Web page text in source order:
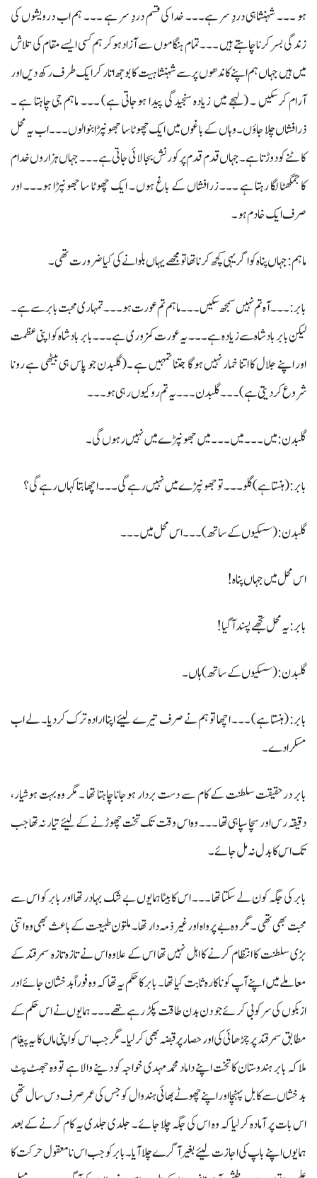
ہو ۔۔۔ شہنشاہی دردِ سر ہے۔۔۔ خدا کی قسم دردِ سر ہے ۔۔۔ ہم اب درویشوں کی
زندگی بسر کرنا چاہتے ہیں ۔۔۔ تمام ہنگاموں سے آزاد ہوکر ہم کسی ایسے مقام کی تلاش
میں ہیں جہاں ہم اپنے کاندھوں پر سے شہنشاہیت کا بوجھ اتار کر ایک طرف رکھ دیں اور
آرام کرسکیں ۔ (لہجے میں زیادہ سنجیدگی پیدا ہوجاتی ہے) ۔۔۔ ماہم جی چاہتا ہے ۔
ذرافشاں چلا جاؤں ۔ وہاں کے باغوں میں ایک چھوٹا سا جھونپڑا بنوالوں۔۔۔ اب یہ محل
کاٹنے کو دوڑتا ہے ۔ جہاں قدم قدم پر کورنش بجا لائی جاتی ہے ۔۔۔ جہاں ہزاروں خدام
کا جمگھٹا لگا رہتا ہے ۔۔۔ زرافشاں کے باغ ہوں ۔ ایک چھوٹا سا جھونپڑا ہو۔۔۔ اور
صرف ایک خادم ہو۔
ماہم: جہاں پناہ کو اگر یہی کچھ کرنا تھا تو مجھے یہاں بلوانے کی کیا ضرورت تھی ۔
بابر: ۔۔۔ آہ تم نہیں سمجھ سکیں ۔۔۔ ماہم تم عورت ہو ۔۔۔ تمہاری محبت بابر سے ہے ۔
لیکن بابر بادشاہ سے زیادہ ہے ۔۔۔ یہ عورت کمزوری ہے ۔۔۔ بابر بادشاہ کو اپنی عظمت
اور اپنے جلال کا اتنا خمار نہیں ہوگا جتنا تمہیں ہے ۔(گلبدن جو پاس ہی بیٹھی ہے رونا
شروع کردیتی ہے) ۔۔۔ گلبدن۔۔۔ یہ تم رو کیوں رہی ہو۔۔۔
گلبدن: میں ۔۔۔ میں ۔۔۔ میں جھونپڑے میں نہیں رہوں گی۔
بابر: (ہنستا ہے) گلو ۔۔۔ تو جھونپڑے میں نہیں رہے گی۔۔۔ اچھا بتا کہاں رہے گی؟
گلبدن: (سسکیوں کے ساتھ ) ۔۔۔ اس محل میں ۔۔۔
اس محل میں جہاں پناہ !
بابر : یہ محل تجھے پسند آگیا !
گلبدن: (سسکیوں کے ساتھ ) ہاں ۔
بابر: (ہنستا ہے) ۔۔۔ اچھا تو ہم نے صرف تیرے لیئے اپنا ارادہ ترک کردیا۔ لے اب
مسکرادے۔
بابر درحقیقت سلطنت کے کام سے دست بردار ہوجانا چاہتا تھا ۔ مگر وہ بہت ہوشیار،
دقیقہ رس اور سچا سپاہی تھا ۔۔۔ وہ اس وقت تک تخت چھوڑنے کے لیئے تیار نہ تھا جب
تک اس کا بدل نہ مل جائے۔
بابر کی جگہ کون لے سکتا تھا ۔۔۔ اس کا بیٹا ہمایوں بے شک بہادر تھا اور بابر کو اس سے
محبت بھی تھی ۔ مگر وہ بے پرواہ اور غیر ذمہ دار تھا۔ ملتون طبیعت کے باعث بھی وہ اتنی
بڑی سلطنت کا انتظام کرنے کا اہل نہیں تھا اس کے علاوہ اس نے تازہ تازہ سمرقند کے
معاملے میں اپنے آپ کو ناکارہ ثابت کیا تھا ۔ بابر کا حکم یہ تھا کہ وہ فوراً بدخشان جائے اور
ازبکوں کی سرکوبی کرئے جو دن بدن طاقت پکڑ رہے تھے۔۔۔ ہمایوں نے اس حکم کے
مطابق سمرقند پر چڑھائی کی اور حصار پر قبضہ بھی کرلیا۔ مگر جب اس کو اپنی ماں کا یہ پیغام
ملا کہ بابر ہندوستان کا تخت اپنے داماد محمد مہدی خواجہ کو دینے والا ہے تو وہ جھٹ پٹ
بدخشاں سے کابل پہنچا اور اپنے چھوٹے بھائی ہندوال کو جس کی عمر صرف دس سال تھی
اس بات پر آمادہ کرلیا کہ وہ اس کی جگہ چلا جائے۔ جلدی جلدی یہ کام کرنے کے بعد
ہمایوں اپنے باپ کی اجازت لیئے بغیر آگرے چلا آیا۔ بابر کو جب اس نامعقول حرکت کا